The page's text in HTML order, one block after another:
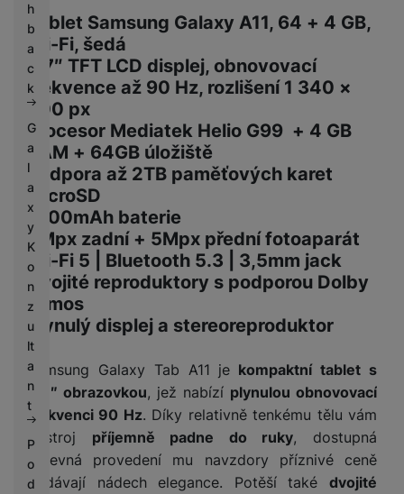
h
b
a
c
k
G
a
l
a
x
y
K
o
n
z
u
lt
a
n
t
P
o
d
Tablet Samsung Galaxy A11, 64 + 4 GB,
Wi-Fi, šedá
8,7″ TFT LCD displej, obnovovací
frekvence až 90 Hz, rozlišení 1 340 ×
800 px
Procesor Mediatek Helio G99 + 4 GB
RAM + 64GB úložiště
Podpora až 2TB paměťových karet
microSD
5100mAh baterie
8Mpx zadní + 5Mpx přední fotoaparát
Wi-Fi 5 | Bluetooth 5.3 | 3,5mm jack
Dvojité reproduktory s podporou Dolby
Atmos
Plynulý displej a stereoreproduktor
Samsung Galaxy Tab A11 je kompaktní tablet s
8,7″ obrazovkou, jež nabízí plynulou obnovovací
frekvenci 90 Hz. Díky relativně tenkému tělu vám
přístroj příjemně padne do ruky, dostupná
barevná provedení mu navzdory příznivé ceně
dodávají nádech elegance. Potěší také dvojité